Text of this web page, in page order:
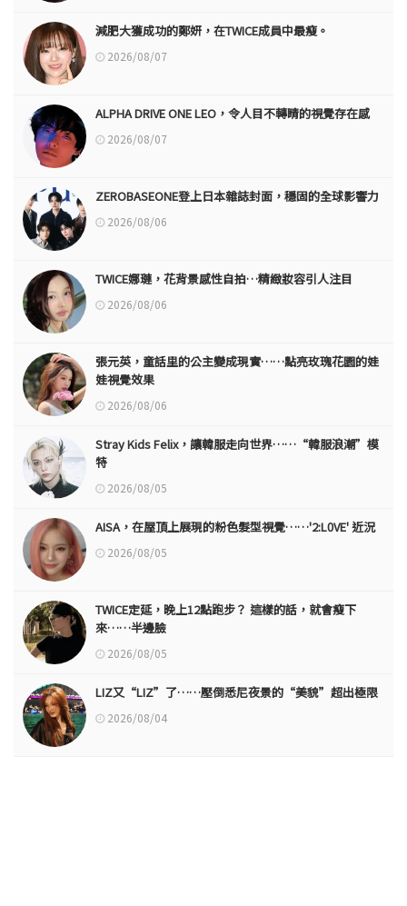
減肥大獲成功的鄭妍，在TWICE成員中最瘦。
2026/08/07
ALPHA DRIVE ONE LEO，令人目不轉睛的視覺存在感
2026/08/07
ZEROBASEONE登上日本雜誌封面，穩固的全球影響力
2026/08/06
TWICE娜璉，花背景感性自拍…精緻妝容引人注目
2026/08/06
張元英，童話里的公主變成現實……點亮玫瑰花園的娃
娃視覺效果
2026/08/06
Stray Kids Felix，讓韓服走向世界……“韓服浪潮”模
特
2026/08/05
AISA，在屋頂上展現的粉色髮型視覺……'2:L0VE' 近況
2026/08/05
TWICE定延，晚上12點跑步？ 這樣的話，就會瘦下
來……半邊臉
2026/08/05
LIZ又“LIZ”了……壓倒悉尼夜景的“美貌”超出極限
2026/08/04